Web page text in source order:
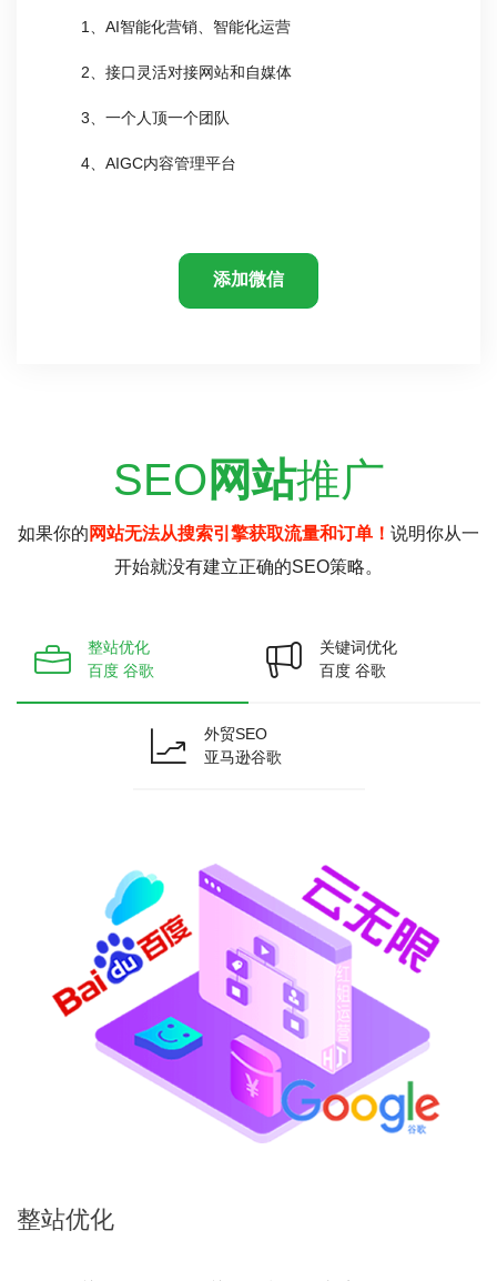
1、AI智能化营销、智能化运营
2、接口灵活对接网站和自媒体
3、一个人顶一个团队
4、AIGC内容管理平台
添加微信
SEO 网站推广
如果你的 网站无法从搜索引擎获取流量和订单！ 说明你从一
开始就没有建立正确的SEO策略。
整站优化
百度 谷歌
关键词优化
百度 谷歌
外贸SEO
亚马逊谷歌
整站优化